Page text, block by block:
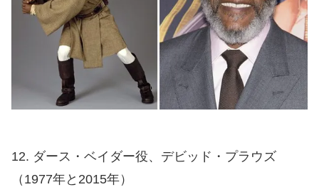
12. ダース・ベイダー役、デビッド・プラウズ
（1977年と2015年）